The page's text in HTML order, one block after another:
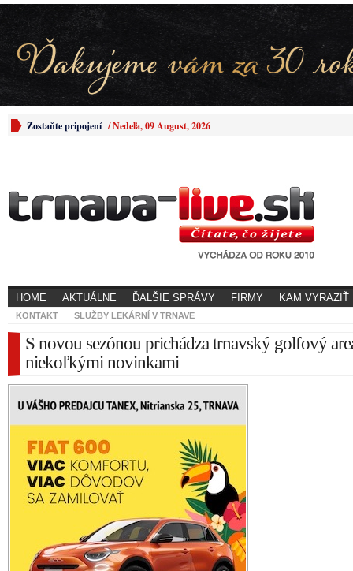
Zostaňte pripojení /Nedeľa, 09 August, 2026
HOME AKTUÁLNE ĎALŠIE SPRÁVY FIRMY KAM VYRAZIŤ
KONTAKT SLUŽBY LEKÁRNÍ V TRNAVE
S novou sezónou prichádza trnavský golfový
niekoľkými novinkami